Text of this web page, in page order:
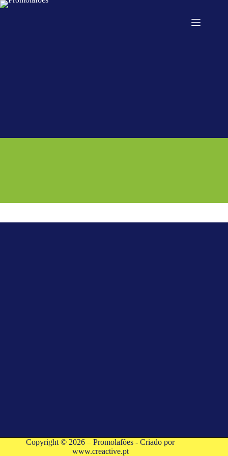
Copyright © 2026 – Promolafões - Criado por
www.creactive.pt